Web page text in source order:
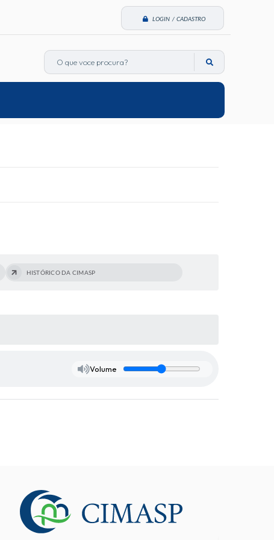
LOGIN / CADASTRO
O que voce procura?
HISTÓRICO DA CIMASP
Volume